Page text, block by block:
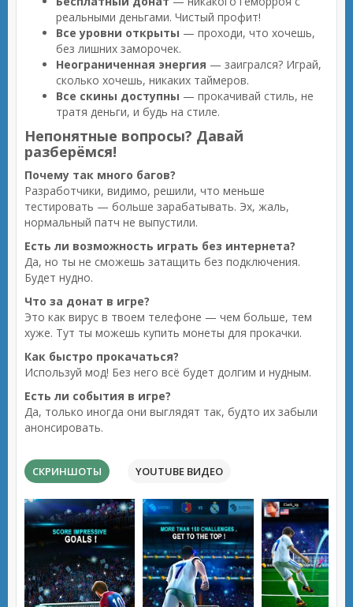
реальными деньгами. Чистый профит!
Все уровни открыты — проходи, что хочешь,
без лишних заморочек.
Неограниченная энергия — заигрался? Играй,
сколько хочешь, никаких таймеров.
Все скины доступны — прокачивай стиль, не
тратя деньги, и будь на стиле.
Непонятные вопросы? Давай
разберёмся!
Почему так много багов?
Разработчики, видимо, решили, что меньше
тестировать — больше зарабатывать. Эх, жаль,
нормальный патч не выпустили.
Есть ли возможность играть без интернета?
Да, но ты не сможешь затащить без подключения.
Будет нудно.
Что за донат в игре?
Это как вирус в твоем телефоне — чем больше, тем
хуже. Тут ты можешь купить монеты для прокачки.
Как быстро прокачаться?
Используй мод! Без него всё будет долгим и нудным.
Есть ли события в игре?
Да, только иногда они выглядят так, будто их забыли
анонсировать.
СКРИНШОТЫ YOUTUBE ВИДЕО